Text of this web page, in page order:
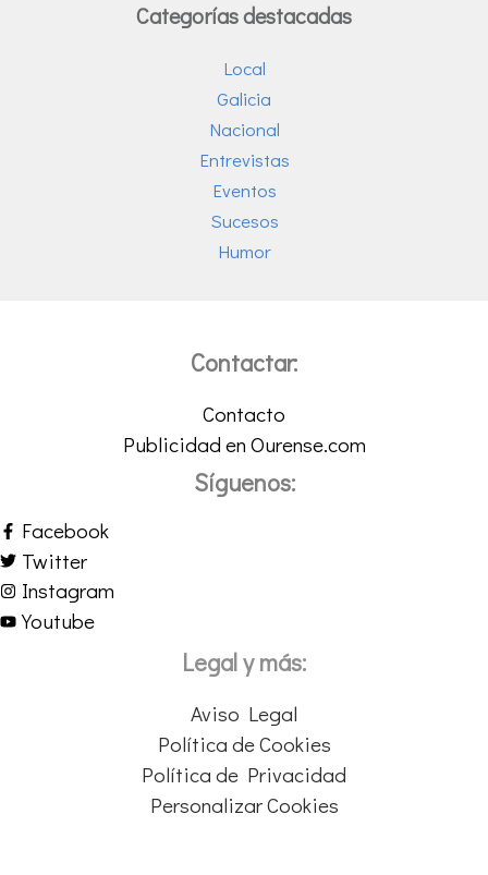
Categorías destacadas
Local
Galicia
Nacional
Entrevistas
Eventos
Sucesos
Humor
Contactar:
Contacto
Publicidad en Ourense.com
Síguenos:
Facebook
Twitter
Instagram
Youtube
Legal y más:
Aviso Legal
Política de Cookies
Política de Privacidad
Personalizar Cookies